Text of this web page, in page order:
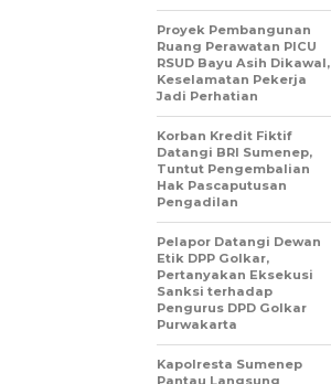
Proyek Pembangunan
Ruang Perawatan PICU
RSUD Bayu Asih Dikawal,
Keselamatan Pekerja
Jadi Perhatian
Korban Kredit Fiktif
Datangi BRI Sumenep,
Tuntut Pengembalian
Hak Pascaputusan
Pengadilan
Pelapor Datangi Dewan
Etik DPP Golkar,
Pertanyakan Eksekusi
Sanksi terhadap
Pengurus DPD Golkar
Purwakarta
Kapolresta Sumenep
Pantau Langsung